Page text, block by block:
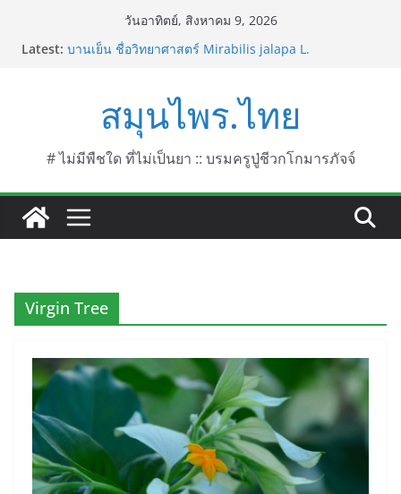
วันอาทิตย์, สิงหาคม 9, 2026
Latest: บานเย็น ชื่อวิทยาศาสตร์ Mirabilis jalapa L.
บานไม่รู้โรยไฟเออร์เวิร์ค ชื่อวิทยาศาสตร์ Gomphrena
pulchella L. (Firework)
บานไม่รู้โรยป่า ชื่อวิทยาศาสตร์ Gomphrena
celosioides Mart.
สมุนไพร.ไทย
# ไม่มีพืชใด ที่ไม่เป็นยา :: บรมครูปู่ชีวกโกมารภัจจ์
Virgin Tree